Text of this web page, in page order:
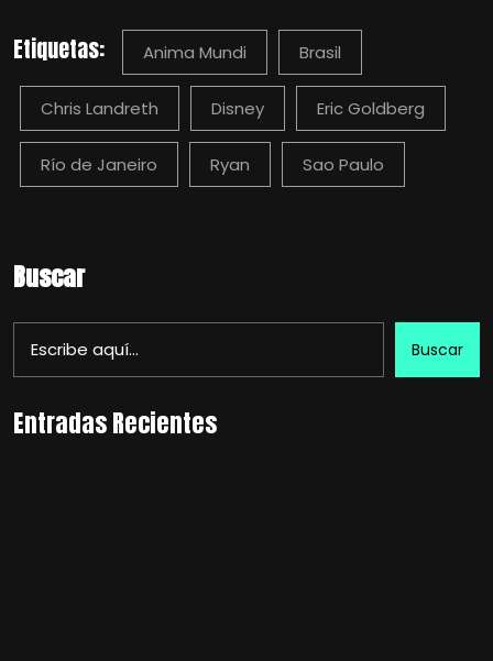
Etiquetas: Anima Mundi Brasil
Chris Landreth Disney Eric Goldberg
Río de Janeiro Ryan Sao Paulo
Buscar
Buscar
Entradas Recientes